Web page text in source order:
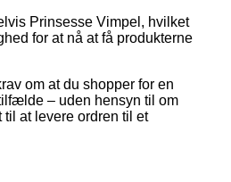
Prinsesse Vimpel, hvilket
for at nå at få produkterne
om at du shopper for en
– uden hensyn til om
at levere ordren til et